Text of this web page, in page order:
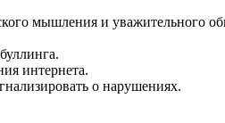
мышления и уважительного
интернета.
о нарушениях.